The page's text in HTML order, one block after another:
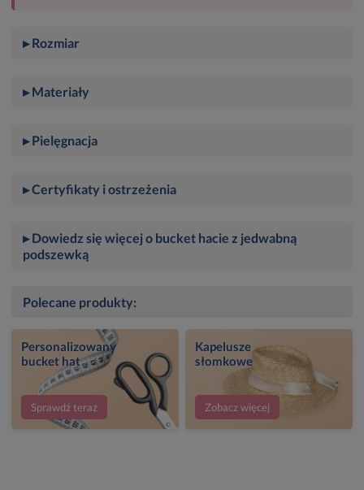
▸ Rozmiar
▸ Materiały
▸ Pielęgnacja
▸ Certyfikaty i ostrzeżenia
▸ Dowiedz się więcej o bucket hacie z jedwabną
podszewką
Polecane produkty:
Personalizowany
bucket hat
Sprawdź teraz
Kapelusze
słomkowe
Zobacz więcej